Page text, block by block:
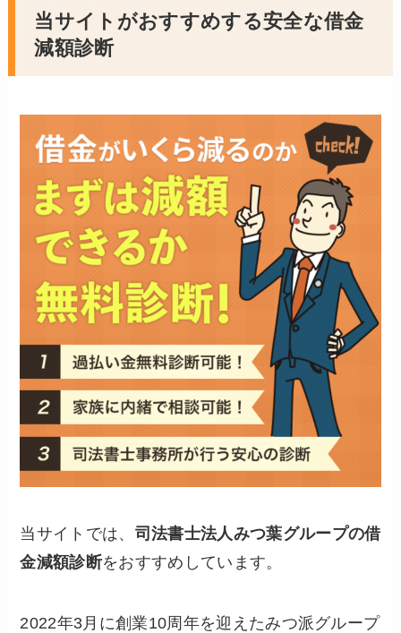
当サイトがおすすめする安全な借金
減額診断
当サイトでは、 司法書士法人みつ葉グループの借
金減額診断をおすすめしています。
2022年3月に創業10周年を迎えたみつ派グループ